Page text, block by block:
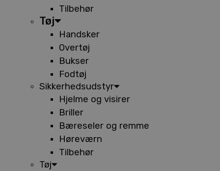
Tilbehør
Tøj
Handsker
Overtøj
Bukser
Fodtøj
Sikkerhedsudstyr
Hjelme og visirer
Briller
Bæreseler og remme
Høreværn
Tilbehør
Tøj